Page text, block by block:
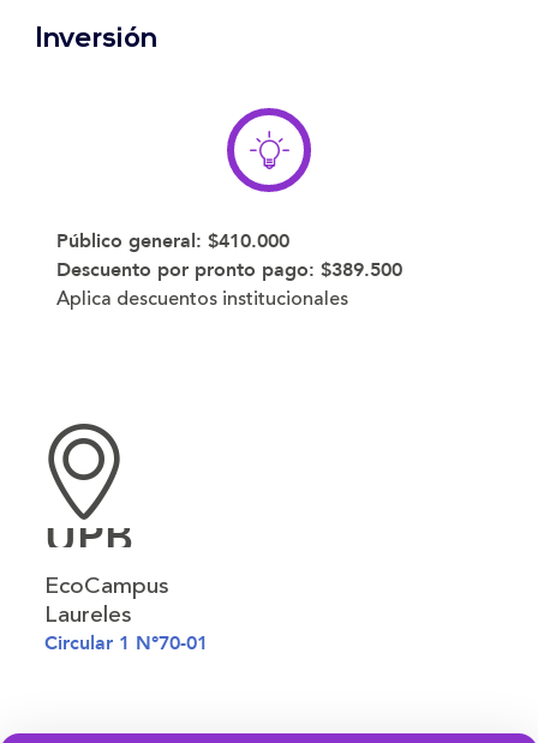
Inversión
Público general: $410.000
Descuento por pronto pago: $389.500
Aplica descuentos institucionales
UPB
EcoCampus
Laureles
Circular 1 N°70-01